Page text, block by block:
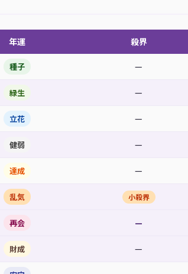
年運 殺界
種子 —
緑生 —
立花 —
健弱 —
達成 —
乱気 小殺界
再会 —
財成 —